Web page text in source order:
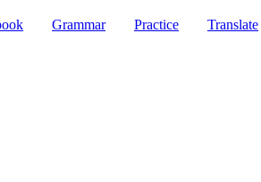
Grammar Practice Translate